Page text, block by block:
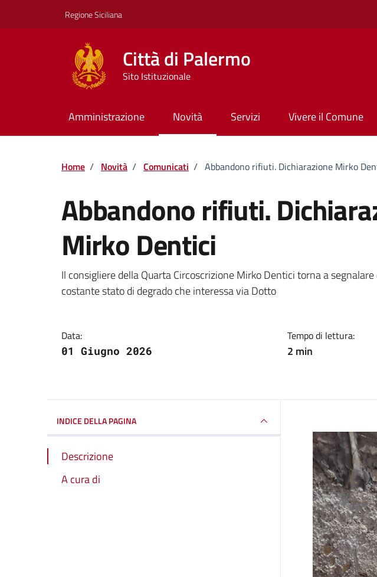
Regione Siciliana
Città di Palermo
Sito Istituzionale
Amministrazione Novità Servizi Vivere il Comune
Home / Novità / Comunicati / Abbandono rifiuti. Dichiarazione Mirko
Abbandono rifiuti.
Mirko Dentici
Dettagli della notizia
Il consigliere della Quarta Circoscrizione Mirko Dentici torna a
costante stato di degrado che interessa via Dotto
Data:
01 Giugno 2026
Tempo di lettura:
2 min
INDICE DELLA PAGINA
Descrizione
A cura di